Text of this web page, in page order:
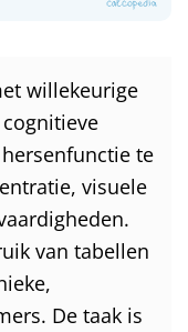
willekeurige
te
visuele
van tabellen
De taak is